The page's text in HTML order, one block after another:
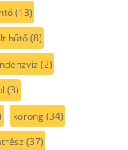
(13)
hűtő(8)
(2)
(3)
korong(34)
(37)